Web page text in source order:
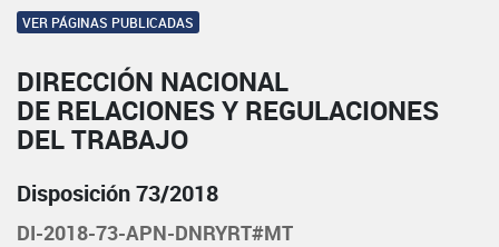
VER PÁGINAS PUBLICADAS
DIRECCIÓN NACIONAL
DE RELACIONES Y REGULACIONES
DEL TRABAJO
Disposición 73/2018
DI-2018-73-APN-DNRYRT#MT